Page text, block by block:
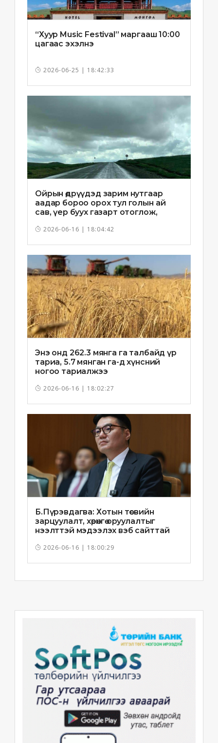
“Хуур Music Festival” маргааш 10:00
цагаас эхэлнэ
2026-06-25 | 18:42:33
Ойрын өдрүүдэд зарим нутгаар
аадар бороо орох тул голын ай
сав, үер буух газарт отоглож,
2026-06-16 | 18:04:42
Энэ онд 262.3 мянга га талбайд үр
тариа, 5.7 мянган га-д хүнсний
ногоо тариалжээ
2026-06-16 | 18:02:27
Б.Пүрэвдагва: Хотын төсвийн
зарцуулалт, хөрөнгө оруулалтыг
нээлттэй мэдээлэх вэб сайттай
2026-06-16 | 18:00:29